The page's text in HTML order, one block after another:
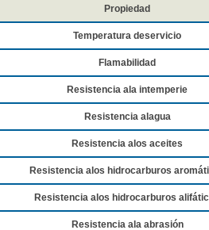
Propiedad
Temperatura deservicio
Flamabilidad
Resistencia ala intemperie
Resistencia alagua
Resistencia alos aceites
Resistencia alos hidrocarburos
Resistencia alos hidrocarburos
Resistencia ala abrasión